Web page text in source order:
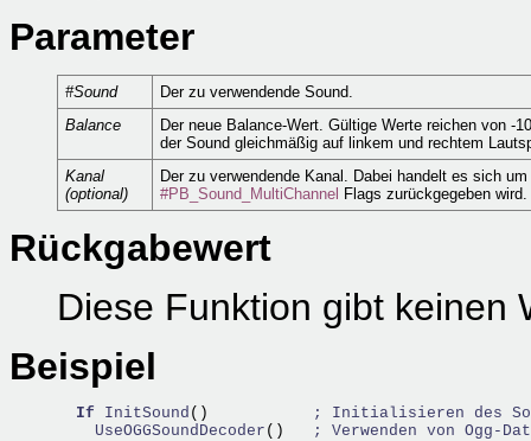
Parameter
#Sound
Der zu verwendende Sound.
Balance
Der neue Balance-Wert. Gültige Werte reichen von
der Sound gleichmäßig auf linkem und rechtem
Kanal
(optional)
Der zu verwendende Kanal. Dabei handelt es sich
#PB_Sound_MultiChannel Flags zurückgegeben wird.
Rückgabewert
Diese Funktion gibt keinen
Beispiel
If InitSound ()
; Initialisieren des
    UseOGGSoundDecoder
()
; Verwenden von Ogg-